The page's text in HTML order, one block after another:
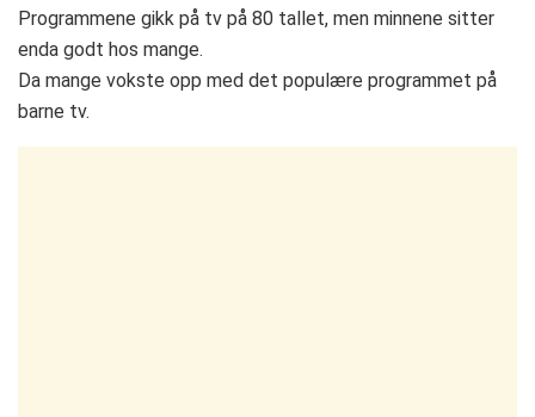
Programmene gikk på tv på 80 tallet, men minnene sitter
enda godt hos mange.
Da mange vokste opp med det populære programmet på
barne tv.